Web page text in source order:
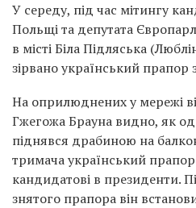
У середу, під час мітингу
Польщі та депутата
в місті Біла Підляська
зірвано український прапор
На оприлюднених у мережі
Гжегожа Брауна видно, як
піднявся драбиною на
тримача український
кандидатові в президенти.
знятого прапора він